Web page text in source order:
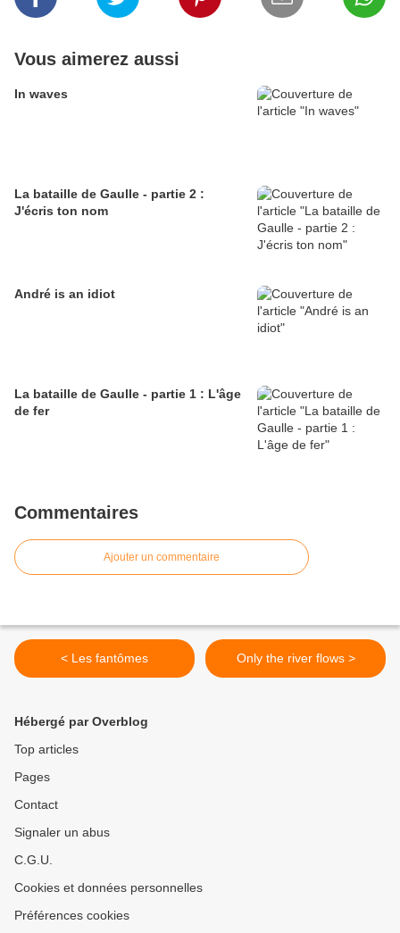
Vous aimerez aussi
In waves
La bataille de Gaulle - partie 2 :
J'écris ton nom
André is an idiot
La bataille de Gaulle - partie 1 : L'âge
de fer
Commentaires
Ajouter un commentaire
< Les fantômes Only the river flows >
Hébergé par Overblog
Top articles
Pages
Contact
Signaler un abus
C.G.U.
Cookies et données personnelles
Préférences cookies